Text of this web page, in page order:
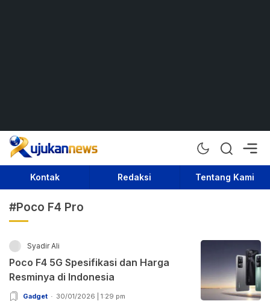
Rujukan News
Satu Rujukan Sejuta Informasi
Kontak Redaksi Tentang Kami
#Poco F4 Pro
Syadir Ali
Poco F4 5G Spesifikasi dan Harga
Resminya di Indonesia
Gadget 30/01/2026 | 1:29 pm